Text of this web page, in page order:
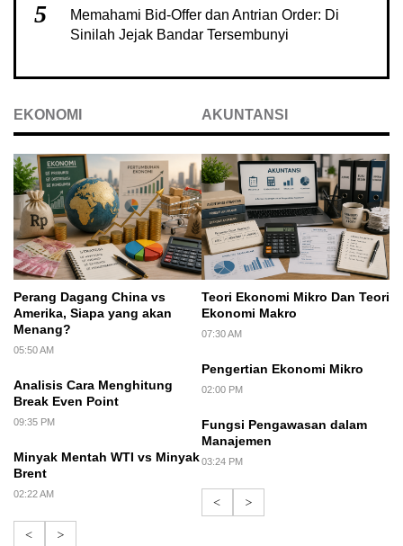
5
Memahami Bid-Offer dan Antrian Order: Di
Sinilah Jejak Bandar Tersembunyi
EKONOMI
Perang Dagang China vs
Amerika, Siapa yang akan
Menang?
05:50 AM
Analisis Cara Menghitung
Break Even Point
09:35 PM
Minyak Mentah WTI vs Minyak
Brent
02:22 AM
< >
AKUNTANSI
Teori Ekonomi Mikro Dan Teori
Ekonomi Makro
07:30 AM
Pengertian Ekonomi Mikro
02:00 PM
Fungsi Pengawasan dalam
Manajemen
03:24 PM
< >